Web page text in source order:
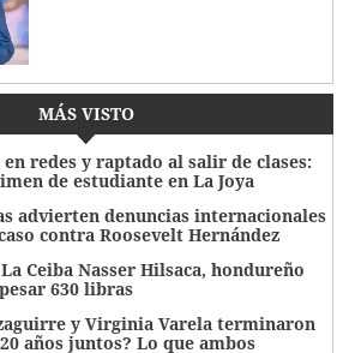
MÁS VISTO
en redes y raptado al salir de clases:
de estudiante en La Joya
advierten denuncias internacionales
contra Roosevelt Hernández
Ceiba Nasser Hilsaca, hondureño
630 libras
y Virginia Varela terminaron
años juntos? Lo que ambos